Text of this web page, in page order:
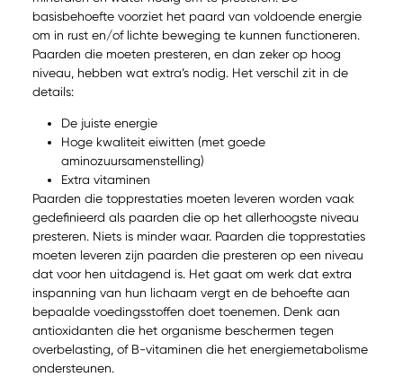
basisbehoefte voorziet het paard van voldoende energie
om in rust en/of lichte beweging te kunnen functioneren.
Paarden die moeten presteren, en dan zeker op hoog
niveau, hebben wat extra’s nodig. Het verschil zit in de
details:
De juiste energie
Hoge kwaliteit eiwitten (met goede
aminozuursamenstelling)
Extra vitaminen
Paarden die topprestaties moeten leveren worden vaak
gedefinieerd als paarden die op het allerhoogste niveau
presteren. Niets is minder waar. Paarden die topprestaties
moeten leveren zijn paarden die presteren op een niveau
dat voor hen uitdagend is. Het gaat om werk dat extra
inspanning van hun lichaam vergt en de behoefte aan
bepaalde voedingsstoffen doet toenemen. Denk aan
antioxidanten die het organisme beschermen tegen
overbelasting, of B-vitaminen die het energiemetabolisme
ondersteunen.